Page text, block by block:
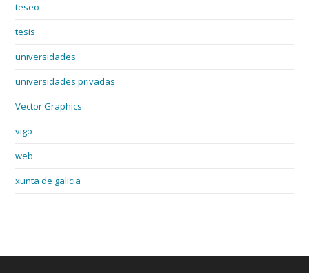
teseo
tesis
universidades
universidades privadas
Vector Graphics
vigo
web
xunta de galicia